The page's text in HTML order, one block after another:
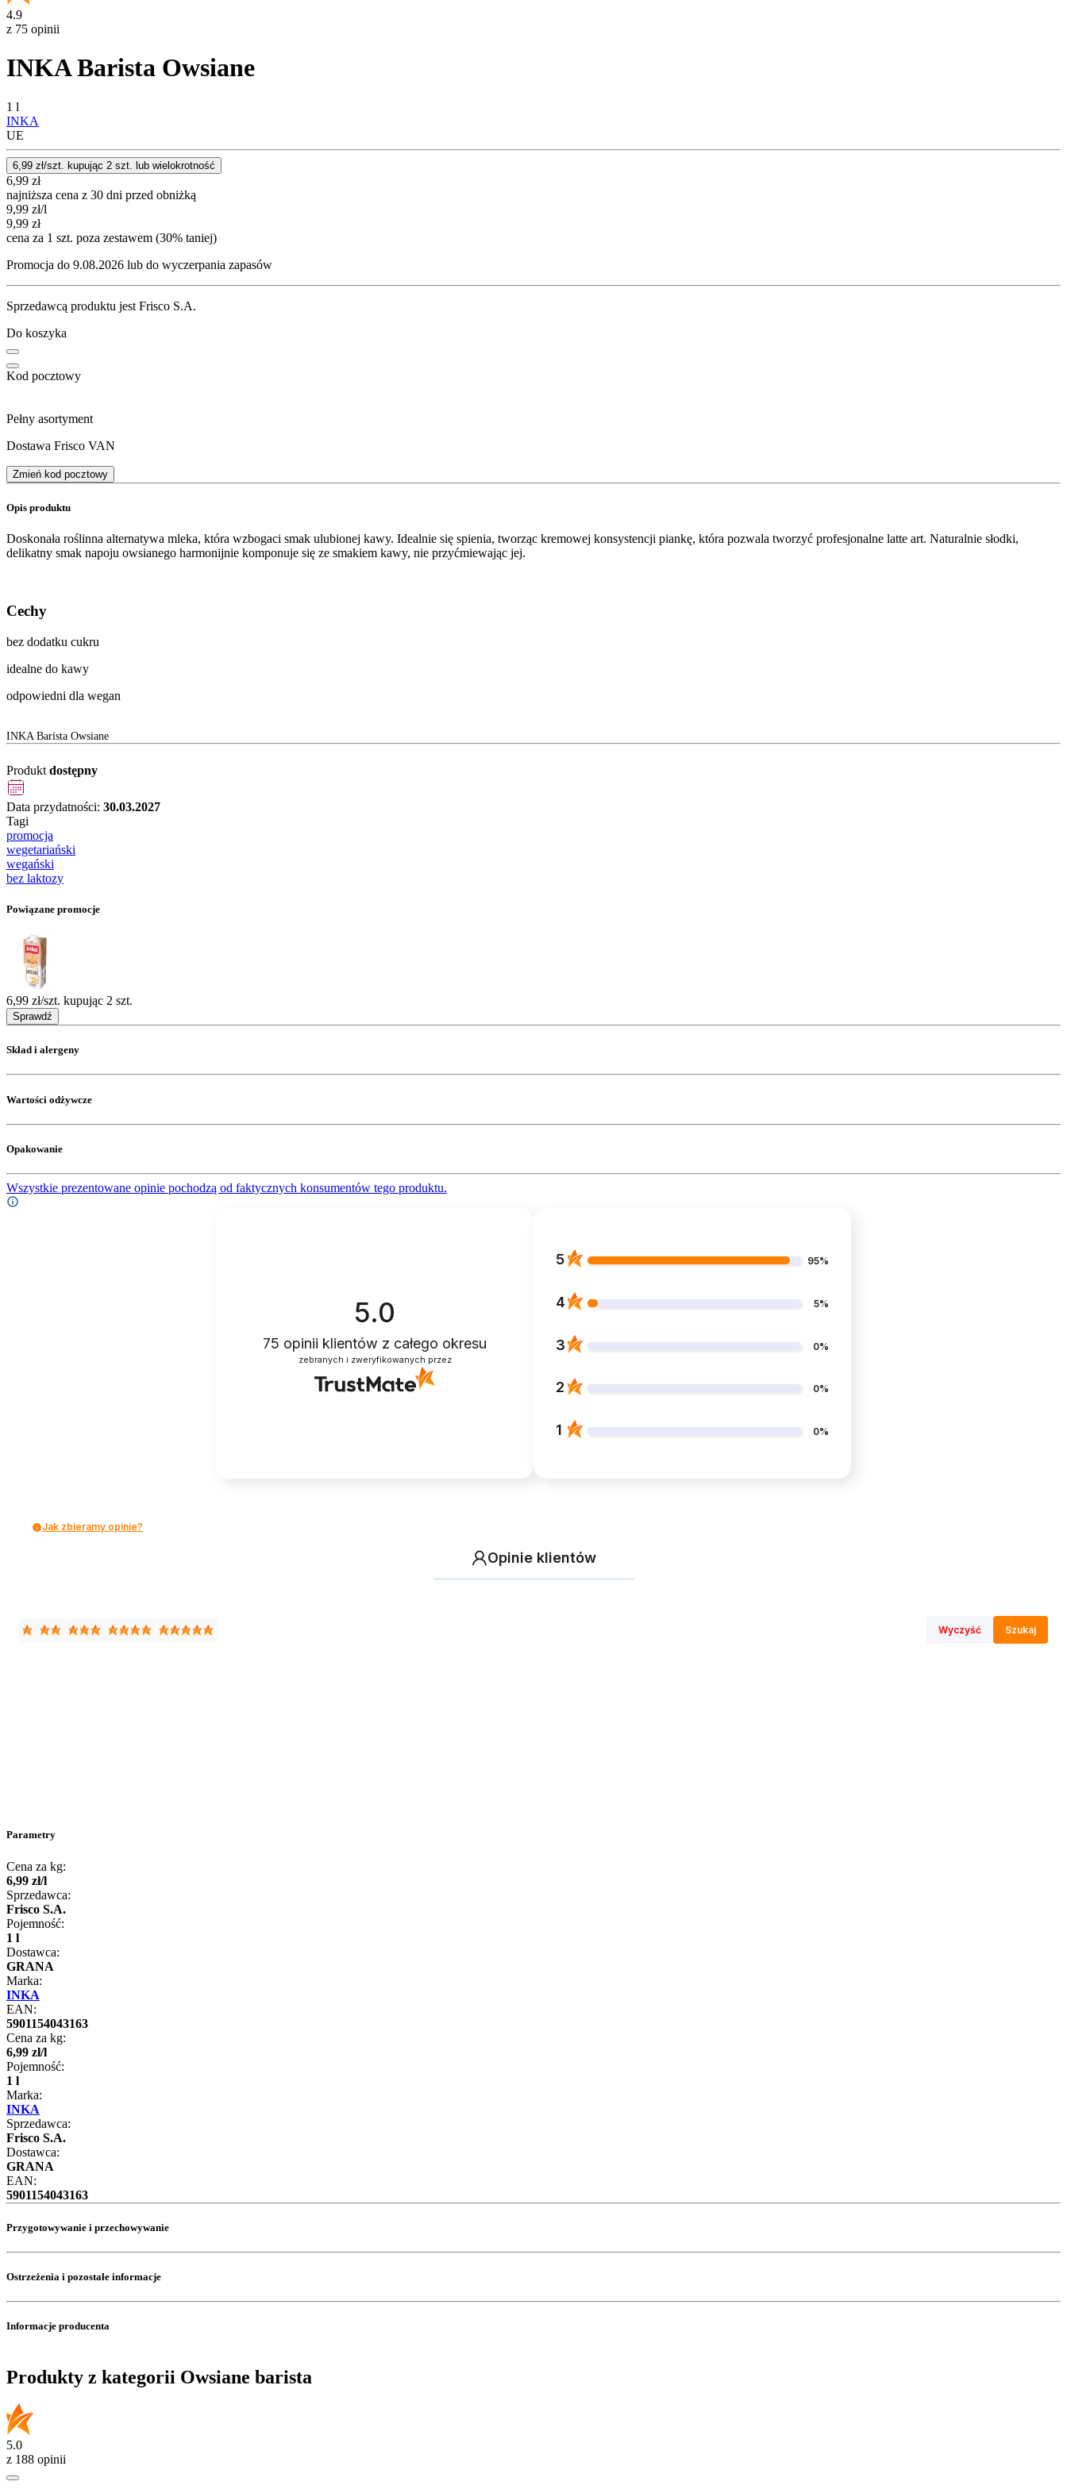
4.9
z 75 opinii
INKA Barista Owsiane
1 l
INKA
UE
6,99 zł/szt. kupując 2 szt. lub wielokrotność
6,99 zł
najniższa cena z 30 dni przed obniżką
9,99 zł/l
9,99 zł
cena za 1 szt. poza zestawem (30% taniej)
Promocja do 9.08.2026 lub do wyczerpania zapasów
Sprzedawcą produktu jest Frisco S.A.
Do koszyka
Kod pocztowy
Pełny asortyment
Dostawa Frisco VAN
Zmień kod pocztowy
Opis produktu
Doskonała roślinna alternatywa mleka, która wzbogaci smak ulubionej kawy. Idealnie się spienia, tworząc kremowej konsystencji piankę, która pozwala tworzyć profesjonalne latte art. Naturalnie słodki,
delikatny smak napoju owsianego harmonijnie komponuje się ze smakiem kawy, nie przyćmiewając jej.
Cechy
bez dodatku cukru
idealne do kawy
odpowiedni dla wegan
INKA Barista Owsiane
Produkt dostępny
Data przydatności: 30.03.2027
Tagi
promocja
wegetariański
wegański
bez laktozy
Powiązane promocje
6,99 zł/szt. kupując 2 szt.
Sprawdź
Skład i alergeny
Wartości odżywcze
Opakowanie
Wszystkie prezentowane opinie pochodzą od faktycznych konsumentów tego produktu.
5.0
75 opinii klientów z całego okresu
zebranych i zweryfikowanych przez
5 95%
4 5%
3 0%
2 0%
1 0%
Jak zbieramy opinie?
Opinie klientów
Wyczyść Szukaj
Parametry
Cena za kg:
6,99 zł/l
Sprzedawca:
Frisco S.A.
Pojemność:
1 l
Dostawca:
GRANA
Marka:
INKA
EAN:
5901154043163
Cena za kg:
6,99 zł/l
Pojemność:
1 l
Marka:
INKA
Sprzedawca:
Frisco S.A.
Dostawca:
GRANA
EAN:
5901154043163
Przygotowywanie i przechowywanie
Ostrzeżenia i pozostałe informacje
Informacje producenta
Produkty z kategorii Owsiane barista
5.0
z 188 opinii